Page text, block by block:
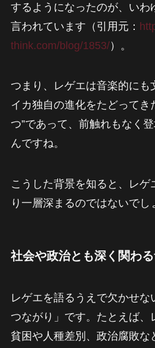
するようになったのが、いわ
言われています（引用元：
think.com/blog/1853/）。
つまり、レゲエは音楽的にも
イカ独自の進化をたどってき
つ”であって、前触れもなく
んですね。
こうした背景を知ると、レゲ
り一層深まるのではないでし
社会や政治とも深く関わ
レゲエを語るうえで欠かせな
つながり」です。たとえば、
貧困や人種差別、政治腐敗な